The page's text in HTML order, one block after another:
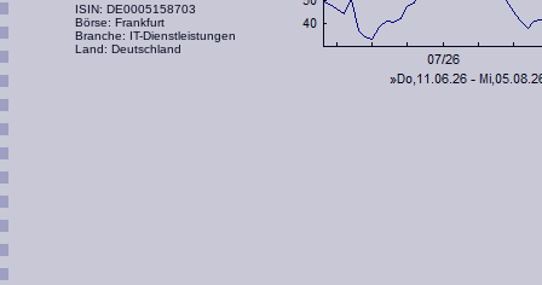
ISIN: DE0005158703
Börse: Frankfurt
Branche: IT-Dienstleistungen
Land: Deutschland